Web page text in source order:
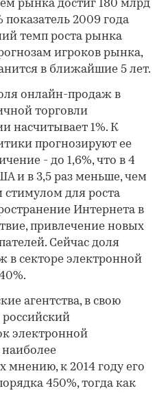
рынка достиг 180 млрд
показатель 2009 года
темп роста рынка
игроков рынка,
в ближайшие 5 лет.
онлайн-продаж в
торговли
насчитывает 1%. К
прогнозируют ее
- до 1,6%, что в 4
и в 3,5 раз меньше, чем
для роста
Интернета в
привлечение новых
Сейчас доля
в секторе электронной
агентства, в свою
российский
электронной
мнению, к 2014 году его
450%, тогда как